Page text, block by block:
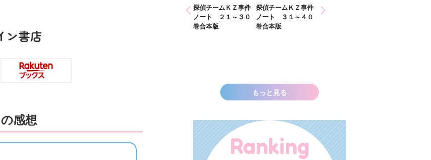
ン書店
感想
探偵チームＫＺ事件 探偵チームＫＺ事件
ノート ３１～４０
巻合本版
探偵チームＫＺ事件
ノート １１～２０
巻合本版
もっと見る
Ranking